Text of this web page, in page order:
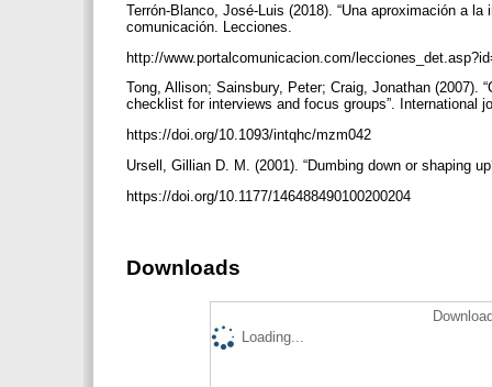
Terrón-Blanco, José-Luis (2018). “Una aproximación a
comunicación. Lecciones.
http://www.portalcomunicacion.com/
Tong, Allison; Sainsbury, Peter; Craig, Jonathan (2007).
checklist for interviews and focus groups”. International
https://doi.org/10.1093/intqhc/mzm042
Ursell, Gillian D. M. (2001). “Dumbing down or shaping
https://doi.org/10.1177/146488490100200204
Downloads
Loading...